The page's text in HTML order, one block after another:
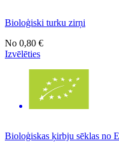
Bioloģiski turku zirņi
No 0,80 €
Izvēlēties
Bioloģiskas ķirbju sēklas no